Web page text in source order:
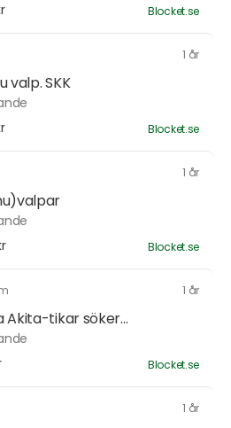
Blocket.se
1 år
valp. SKK
Blocket.se
1 år
Blocket.se
1 år
Akita-tikar söker...
Blocket.se
1 år